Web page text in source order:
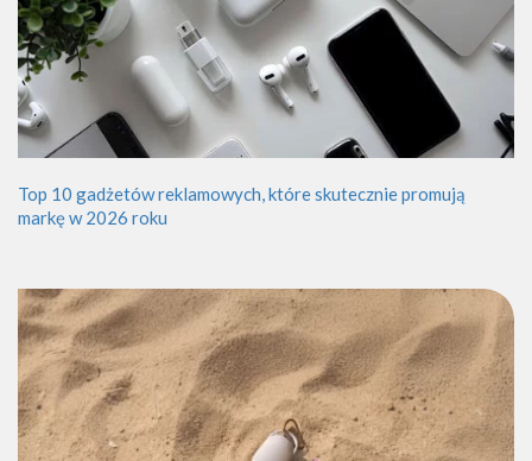
Top 10 gadżetów reklamowych, które skutecznie promują
markę w 2026 roku